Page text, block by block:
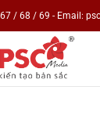
/ 68 / 69 - Email: